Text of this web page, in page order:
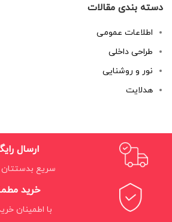
دسته بندی مقالات
اطلاعات عمومی
طراحی داخلی
نور و روشنایی
هدلایت
ارسال
سریع
خرید
با اطمینان